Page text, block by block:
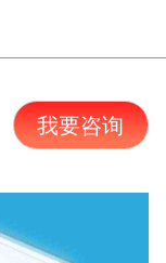
我要咨询